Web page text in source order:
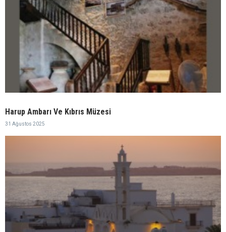
Harup Ambarı Ve Kıbrıs Müzesi
31 Ağustos 2025